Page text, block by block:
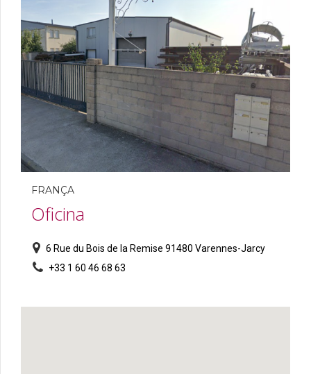
FRANÇA
Oficina
6 Rue du Bois de la Remise 91480 Varennes-Jarcy
+33 1 60 46 68 63